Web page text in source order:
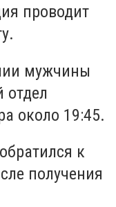
проводит
мужчины
отдел
около 19:45.
к
получения